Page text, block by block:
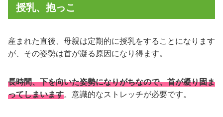
授乳、抱っこ
産まれた直後、母親は定期的に授乳をすることになります
が、その姿勢は首が凝る原因になり得ます。
長時間、下を向いた姿勢になりがちなので、首が凝り固ま
ってしまいます。意識的なストレッチが必要です。